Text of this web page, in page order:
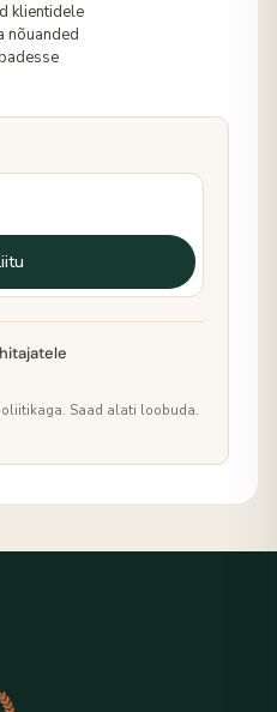
klientidele
nõuanded
Saad alati loobuda.